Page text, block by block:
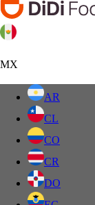
MX
AR
CL
CO
CR
DO